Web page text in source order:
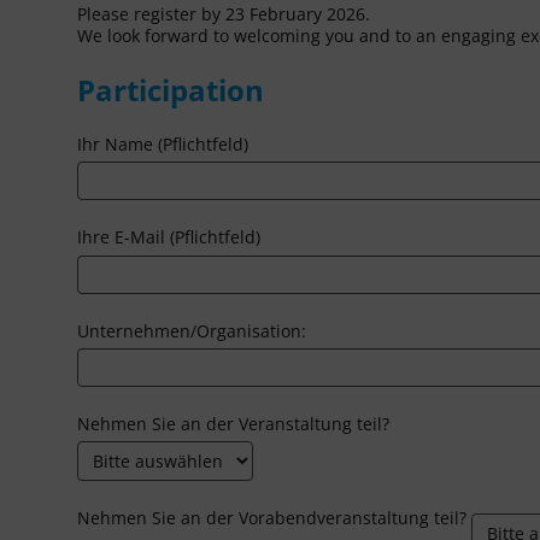
Please register by 23 February 2026.
We look forward to welcoming you and to an engaging
Participation
Ihr Name (Pflichtfeld)
Ihre E-Mail (Pflichtfeld)
Unternehmen/Organisation:
Nehmen Sie an der Veranstaltung teil?
Nehmen Sie an der Vorabendveranstaltung teil?